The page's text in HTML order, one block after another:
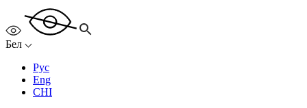
Бел
Рус
Eng
CHI